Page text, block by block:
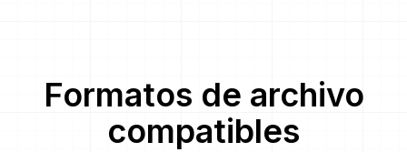
Formatos de archivo
compatibles